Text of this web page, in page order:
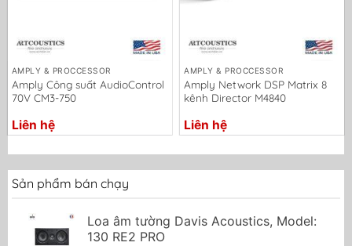
AMPLY & PROCCESSOR
Amply Công suất AudioControl
70V CM3-750
Liên hệ
AMPLY & PROCCESSOR
Amply Network DSP Matrix 8
kênh Director M4840
Liên hệ
Sản phẩm bán chạy
Loa âm tường Davis Acoustics, Model:
130 RE2 PRO